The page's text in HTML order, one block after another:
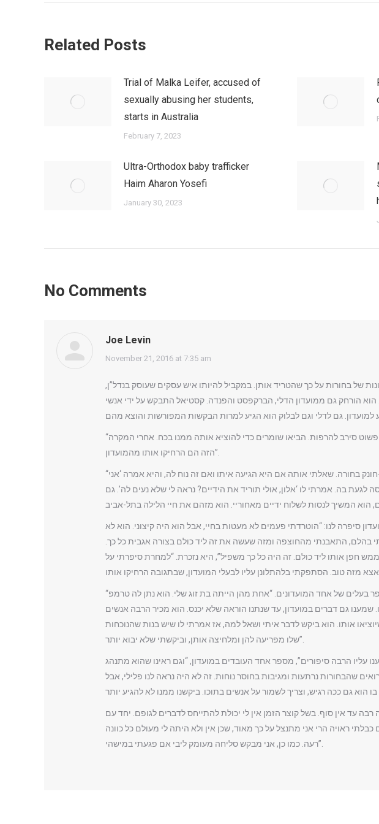
Related Posts
Trial of Malka Leifer, accused of
sexually abusing her students,
starts in Australia
February 7, 2023
Ultra-Orthodox baby trafficker
Haim Aharon Yosefi
January 30, 2023
No Comments
Joe Levin
says:
November 21, 2016 at 7:35 am
של בחורות על כך שהטריד אותן. במקביל להיותו איש עסקים שעוסק בנדל”ן,
הורחק גם ממועדון הדלי, הברקפסט והפנדה. קסטיאל התבקש על ידי אנשי
“הייתי עד לשני מקרים של הטרדה”, סיפר לנו די ג’יי מוכר בעיר. “פעם אחת בבלוק הוא תפס מישהי על הרחבה, ופשוט סירב להרפות. הביאו שומרים כדי להוציא אותה ממנו בכח. אחרי המקרה
הזה הם הרחיקו אותו מהמועדון”.
“במועדון אחר”, ממשיך הדי ג’יי, “הסתובבתי ליד הבר לפני שעליתי לתקלט, ופתאום ראיתי אותו חצי-מחבק-חצי-חונק בחורה. שאלתי אותה אם היא הגיעה איתו ואם זה נוח לה, והיא אמרה ‘אני
ממנה. הוא כל הזמן ניסה לגעת בה. אמרתי לו ‘אלון, אולי תוריד את הידיים? נראה לי שלא נעים לה’. גם
סיפרה לנו: “הוטרדתי פעמים לא מעטות בחיי, אבל הוא היה קיצוני. הוא לא
בהלם, התאבנתי מהחוצפה ומזה שעשה את זה ליד כולם בצורה אגבית כל כך.
חפן אותו ליד כולם. זה היה כל כך משפיל”, היא נזכרת. “למחרת סיפרתי על
“אני מכיר המון סיפורים עליו מרחוק, אבל גם שני סיפורים מקרוב של חברות שלי שסיפרו שהטריד אותן”, סיפר בעלים של אחד המועדונים. “אחת מהן הייתה בת זוג שלי. הוא נתן לה טרמפ
גם דברים במועדון, עד שנתנו הוראה שלא יכנס. הוא מכיר הרבה אנשים
אותו. הוא ביקש לדבר איתי ושאל למה, אז אמרתי לו שיש בנות שהנוכחות
שלו מפריעה להן ומלחיצה אותן, וביקשתי שלא יבוא יותר”.
עליו הרבה סיפורים”, מספר אחד העובדים במועדון, “וגם ראינו שהוא מתנהג
שהבחורות נרתעות ומגיבות בחוסר נוחות. זה לא היה נראה לנו פלילי, אבל
עד אין סוף. בשל קוצר הזמן אין לי יכולת להתייחס לדברים לגופם. יחד עם
ראויה הרי אני מתנצל על כך מאוד, שכן אין ולא היתה לי מעולם כל כוונה
רעה. כמו כן, אני מבקש סליחה מעומק ליבי אם פגעתי במישהי”.